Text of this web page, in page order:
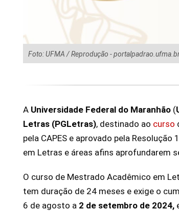
Foto: UFMA / Reprodução -
A Universidade Federal do Maranhão (
Letras (PGLetras), destinado ao curso
pela CAPES e aprovado pela
em Letras e áreas afins aprofundarem
O curso de Mestrado Acadêmico em
tem duração de 24 meses e exige o
6 de agosto a 2 de setembro de 2024,